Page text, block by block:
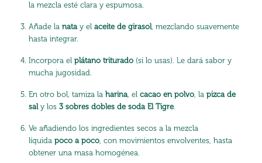
la mezcla esté clara y espumosa.
Añade la natay el aceite de girasol, mezclando suavemente
hasta integrar.
Incorpora el plátano triturado(si lo usas). Le dará sabor y
mucha jugosidad.
En otro bol, tamiza la harina, el cacao en polvo, la pizca de
saly los 3 sobres dobles de soda El Tigre.
Ve añadiendo los ingredientes secos a la mezcla
líquida poco a poco, con movimientos envolventes, hasta
obtener una masa homogénea.